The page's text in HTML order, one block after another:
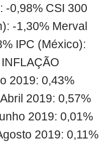
-0,98% CSI 300
-1,30% Merval
IPC (México):
2019: 0,43%
2019: 0,57%
2019: 0,01%
2019: 0,11%